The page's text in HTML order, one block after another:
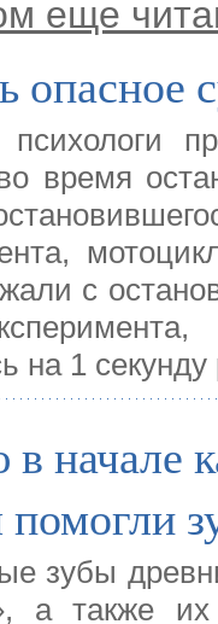
еще
психологи
время
с
на 1
начале
зубы
а также